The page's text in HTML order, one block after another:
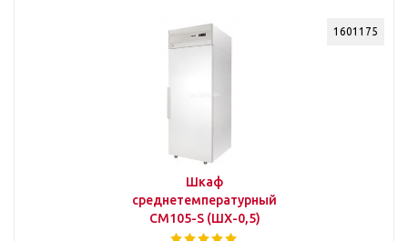
1601175
Шкаф
среднетемпературный
СМ105-S (ШХ-0,5)